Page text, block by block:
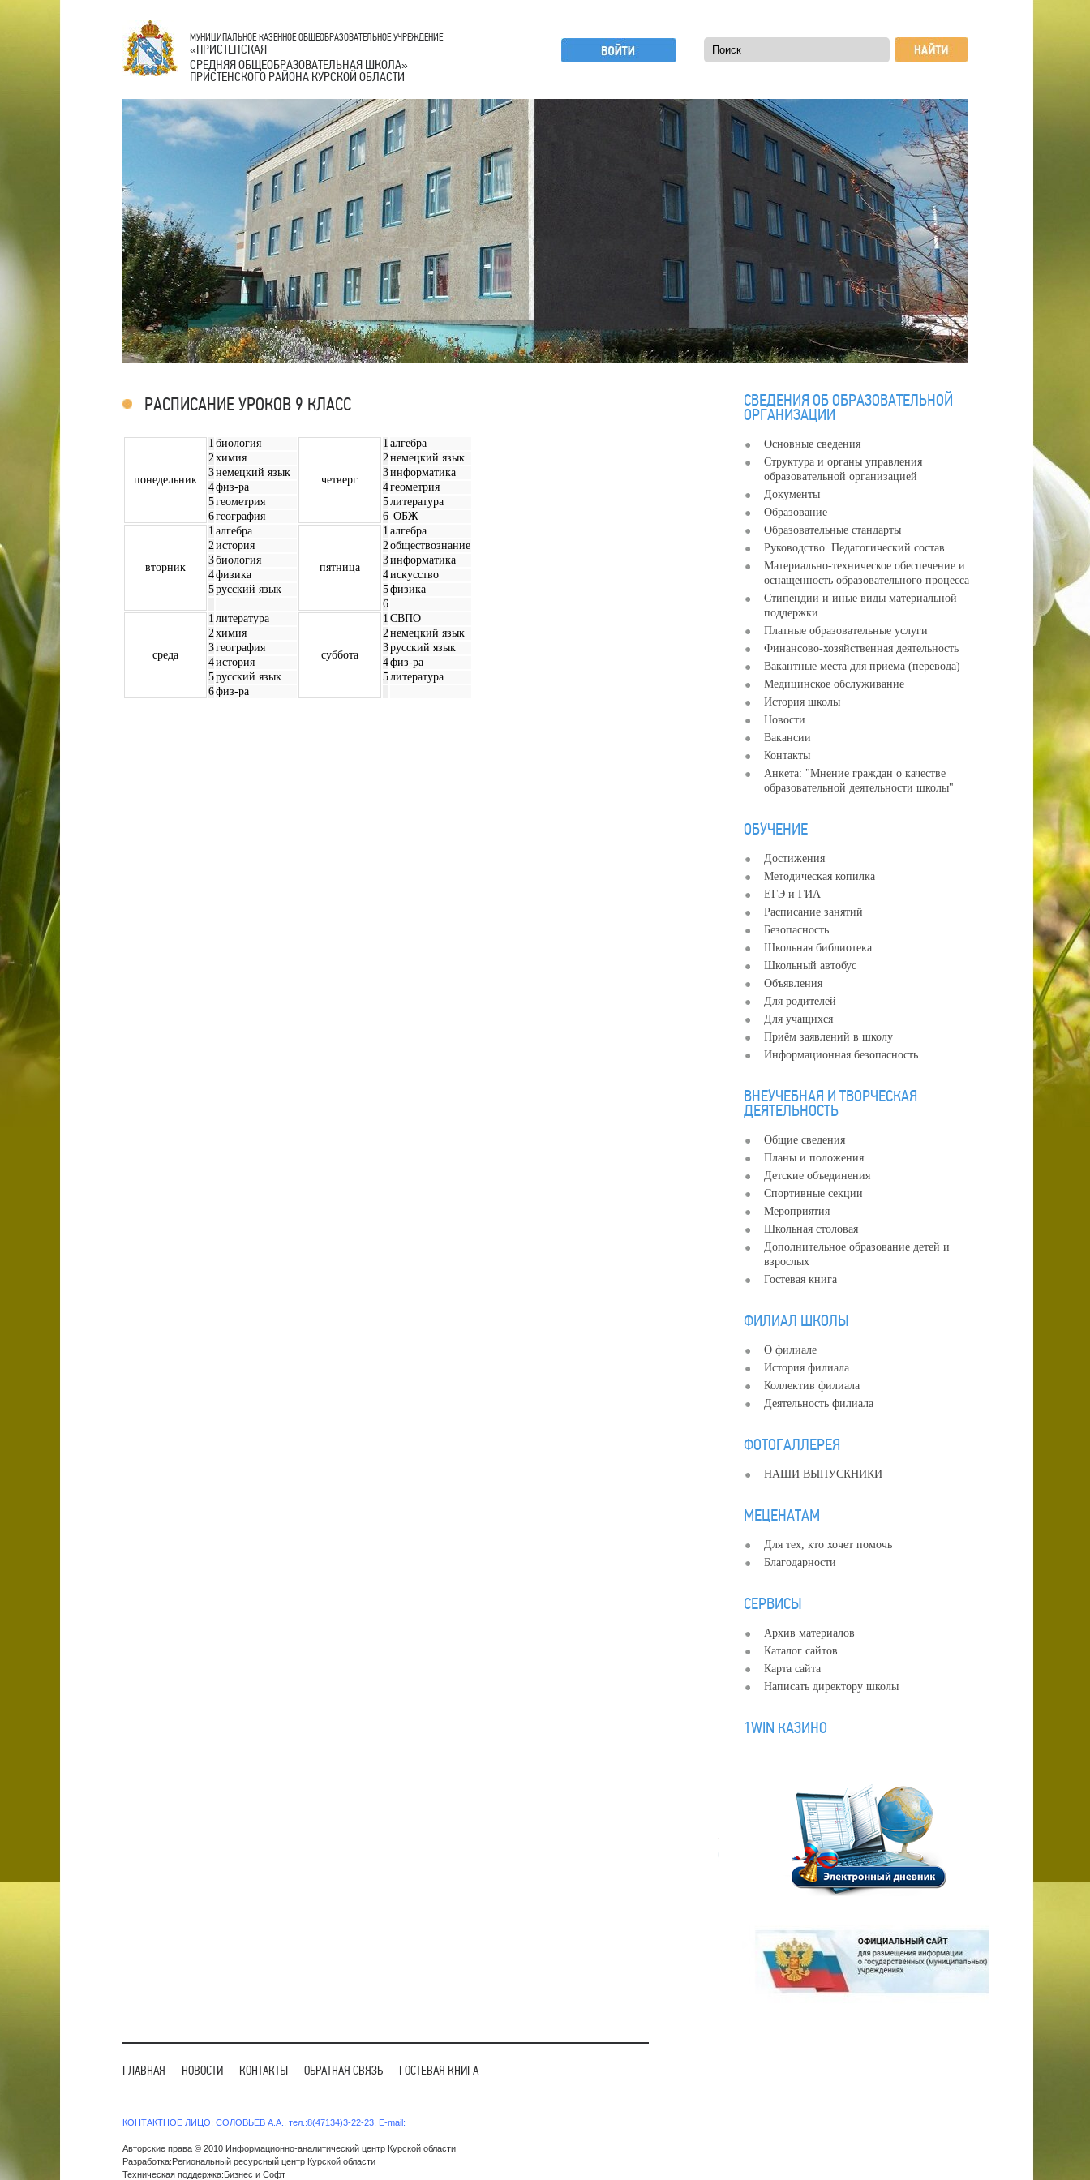
МУНИЦИПАЛЬНОЕ КАЗЕННОЕ ОБЩЕОБРАЗОВАТЕЛЬНОЕ УЧРЕЖДЕНИЕ
«ПРИСТЕНСКАЯ
СРЕДНЯЯ ОБЩЕОБРАЗОВАТЕЛЬНАЯ ШКОЛА»
ПРИСТЕНСКОГО РАЙОНА КУРСКОЙ ОБЛАСТИ
РАСПИСАНИЕ УРОКОВ 9 КЛАСС
понедельник
1 биология
четверг
1 алгебра
2химия 2немецкий язык
3немецкий язык 3информатика
4физ-ра 4геометрия
5геометрия 5литература
6география 6 ОБЖ
вторник
1 алгебра
пятница
1 алгебра
2история 2обществознание
3биология 3информатика
4физика 4искусство
5русский язык 5физика
6
среда
1 литература
суббота
1 СВПО
2химия 2немецкий язык
3география 3русский язык
4история 4физ-ра
5русский язык 5литература
6физ-ра
СВЕДЕНИЯ ОБ ОБРАЗОВАТЕЛЬНОЙ
ОРГАНИЗАЦИИ
Основные сведения
Структура и органы управления
образовательной организацией
Документы
Образование
Образовательные стандарты
Руководство. Педагогический состав
Материально-техническое обеспечение и
оснащенность образовательного процесса
Стипендии и иные виды материальной
поддержки
Платные образовательные услуги
Финансово-хозяйственная деятельность
Вакантные места для приема (перевода)
Медицинское обслуживание
История школы
Новости
Вакансии
Контакты
Анкета: "Мнение граждан о качестве
образовательной деятельности школы"
ОБУЧЕНИЕ
Достижения
Методическая копилка
ЕГЭ и ГИА
Расписание занятий
Безопасность
Школьная библиотека
Школьный автобус
Объявления
Для родителей
Для учащихся
Приём заявлений в школу
Информационная безопасность
ВНЕУЧЕБНАЯ И ТВОРЧЕСКАЯ
ДЕЯТЕЛЬНОСТЬ
Общие сведения
Планы и положения
Детские объединения
Спортивные секции
Мероприятия
Школьная столовая
Дополнительное образование детей и
взрослых
Гостевая книга
ФИЛИАЛ ШКОЛЫ
О филиале
История филиала
Коллектив филиала
Деятельность филиала
ФОТОГАЛЛЕРЕЯ
НАШИ ВЫПУСКНИКИ
МЕЦЕНАТАМ
Для тех, кто хочет помочь
Благодарности
СЕРВИСЫ
Архив материалов
Каталог сайтов
Карта сайта
Написать директору школы
1WIN КАЗИНО
ГЛАВНАЯ НОВОСТИ КОНТАКТЫ ОБРАТНАЯ СВЯЗЬ ГОСТЕВАЯ КНИГА
КОНТАКТНОЕ ЛИЦО: СОЛОВЬЁВ А.А., тел.:8(47134)3-22-23, E-mail:
Авторские права © 2010 Информационно-аналитический центр Курской области
Разработка:Региональный ресурсный центр Курской области
Техническая поддержка:Бизнес и Софт